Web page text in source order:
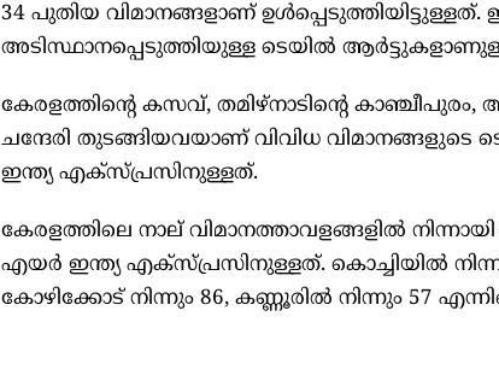
34 പുതിയ വിമാനങ്ങളാണ് ഉൾപ്പെടുത്തിയിട്ടുള്ളത്.
അടിസ്ഥാനപ്പെടുത്തിയുള്ള ടെയിൽ
കേരളത്തിന്റെ കസവ്, തമിഴ്നാടിന്റെ കാഞ്ചീപുരം,
ചന്ദേരി തുടങ്ങിയവയാണ് വിവിധ വിമാനങ്ങളുടെ
ഇന്ത്യ എക്സ്പ്രസിനുള്ളത്.
കേരളത്തിലെ നാല് വിമാനത്താവളങ്ങളിൽ
എയർ ഇന്ത്യ എക്സ്പ്രസിനുള്ളത്. കൊച്ചിയിൽ
കോഴിക്കോട് നിന്നും 86, കണ്ണൂരിൽ നിന്നും 57